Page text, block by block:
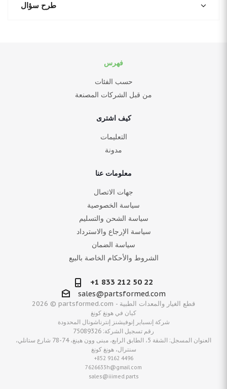
طرح سؤال
2026 © partsformed.com - قطع الغيار والمعدات الطبية
كيان في هونغ كونغ
شركة إنسباير إنوفيشنز إنترناشونال المحدودة
رقم تسجيل الشركة: 75089326
العنوان المسجل: الشقة 5، الطابق الرابع، مبنى وون هينغ، 74-78 شارع ستانلي،
سنترال، هونغ كونغ
+852 9162 4496
7626633h@gmail.com
sales@iiimed.parts
فهرس
حسب الفئات
من قبل الشركات المصنعة
كيف اشترى
التعليمات
مدونة
معلومات عنا
جهات الاتصال
سياسة الخصوصية
سياسة الشحن والتسليم
سياسة الإرجاع والاسترداد
سياسة الضمان
الشروط والأحكام الخاصة بالبيع
+1 833 212 50 22
sales@partsformed.com